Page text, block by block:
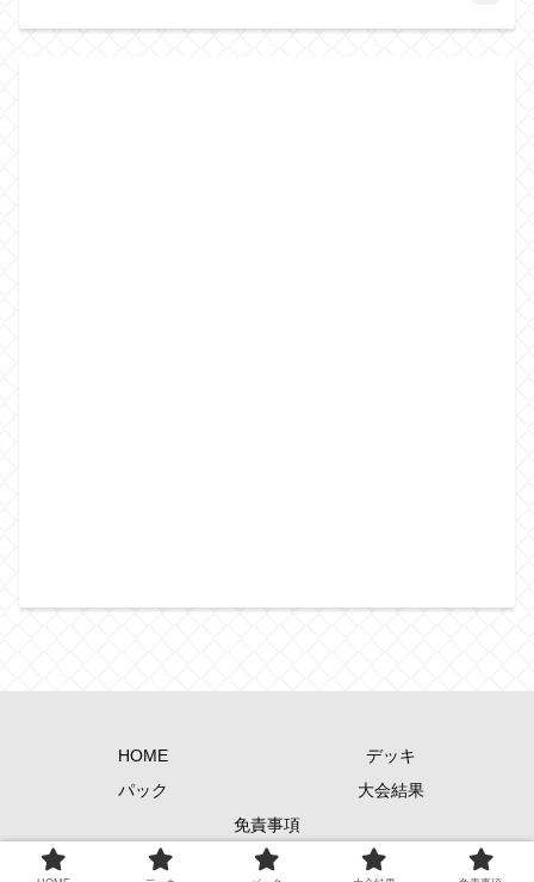
HOME
デッキ
パック
大会結果
免責事項
Copyright © 2024-2026 遊戯王歴史保管庫 All Rights Reserved.